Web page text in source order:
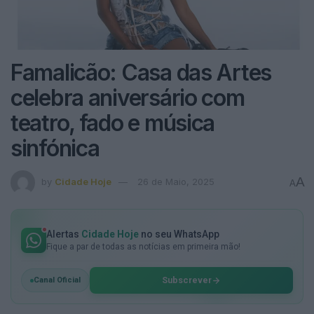
Famalicão: Casa das Artes
celebra aniversário com
teatro, fado e música
sinfónica
by Cidade Hoje 26 de Maio, 2025 AA
Alertas Cidade Hoje no seu WhatsApp
Fique a par de todas as notícias em primeira mão!
Canal Oficial Subscrever